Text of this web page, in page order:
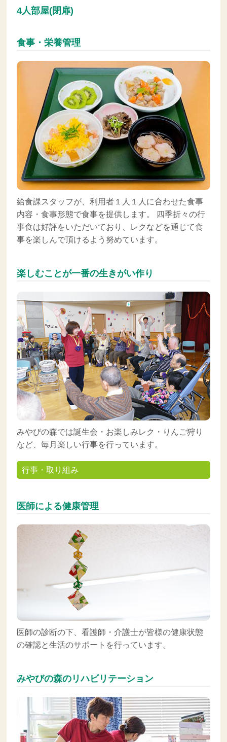
4人部屋(閉扉)
食事・栄養管理
給食課スタッフが、利用者１人１人に合わせた食事
内容・食事形態で食事を提供します。 四季折々の行
事食は好評をいただいており、レクなどを通じて食
事を楽しんで頂けるよう努めています。
楽しむことが一番の生きがい作り
みやびの森では誕生会・お楽しみレク・りんご狩り
など、毎月楽しい行事を行っています。
行事・取り組み
医師による健康管理
医師の診断の下、看護師・介護士が皆様の健康状態
の確認と生活のサポートを行っています。
みやびの森のリハビリテーション